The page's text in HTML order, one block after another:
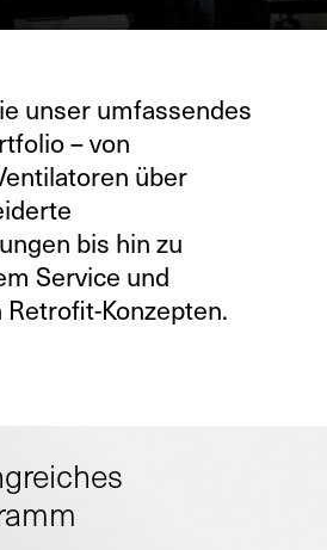
unser umfassendes
– von
über
bis hin zu
Service und
Konzepten.